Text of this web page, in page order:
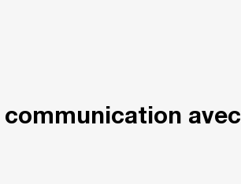
communication avec